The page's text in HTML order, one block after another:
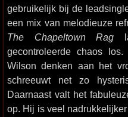
gebruikelijk bij de
een mix van melodieuze
The Chapeltown Rag
gecontroleerde chaos
Wilson denken aan het
schreeuwt net zo
Daarnaast valt het
op. Hij is veel